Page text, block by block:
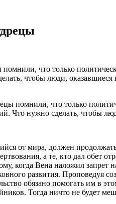
помнили, что только
Что нужно сделать, чтобы
от мира, должен
а те, кто дал обет
когда Вена наложил
развития. Проповедуя
обязано помогать им в
Тогда ничто не будет